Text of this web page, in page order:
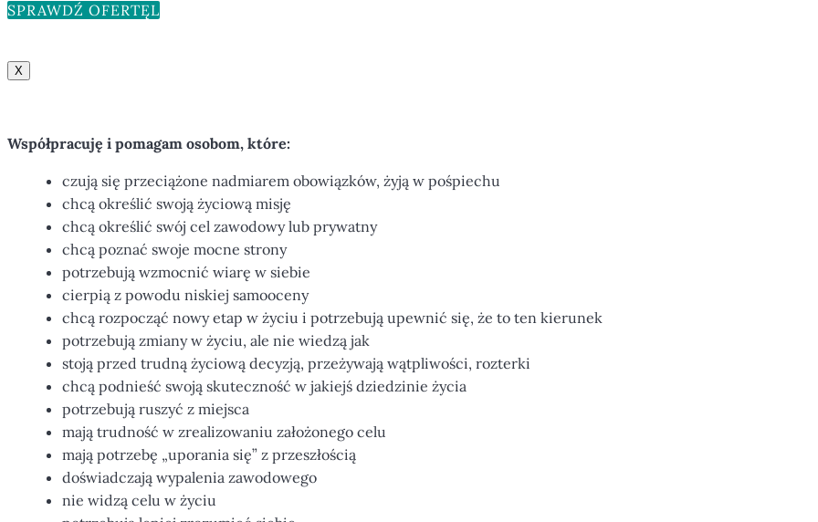
SPRAWDŹ OFERTĘ
X
Współpracuję i pomagam osobom, które:
czują się przeciążone nadmiarem obowiązków, żyją w pośpiechu
chcą określić swoją życiową misję
chcą określić swój cel zawodowy lub prywatny
chcą poznać swoje mocne strony
potrzebują wzmocnić wiarę w siebie
cierpią z powodu niskiej samooceny
chcą rozpocząć nowy etap w życiu i potrzebują upewnić się, że to ten kierunek
potrzebują zmiany w życiu, ale nie wiedzą jak
stoją przed trudną życiową decyzją, przeżywają wątpliwości, rozterki
chcą podnieść swoją skuteczność w jakiejś dziedzinie życia
potrzebują ruszyć z miejsca
mają trudność w zrealizowaniu założonego celu
mają potrzebę „uporania się” z przeszłością
doświadczają wypalenia zawodowego
nie widzą celu w życiu